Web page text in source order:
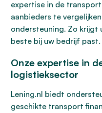
expertise in de
aanbieders te
ondersteuning. Zo krijgt
beste bij uw bedrijf past.
Onze expertise in
logistieksector
Lening.nl biedt
geschikte transport